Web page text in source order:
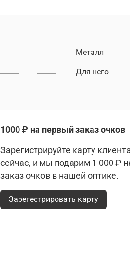
Металл
Для него
1000 ₽ на первый заказ очков
Зарегистрируйте карту
сейчас, и мы подарим 1 000 ₽
заказ очков в нашей оптике.
Зарегестрировать карту